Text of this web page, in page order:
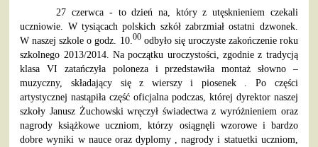
27 czerwca - to dzień na, który z utęsknieniem czekali
uczniowie. W tysiącach polskich szkół zabrzmiał ostatni dzwonek.
W naszej szkole o godz. 10. 00odbyło się uroczyste zakończenie roku
szkolnego 2013/2014. Na początku uroczystości, zgodnie z tradycją
klasa VI zatańczyła poloneza i przedstawiła montaż słowno –
muzyczny, składający się z wierszy i piosenek . Po części
artystycznej nastąpiła część oficjalna podczas, której dyrektor naszej
szkoły Janusz Żuchowski wręczył świadectwa z wyróżnieniem oraz
nagrody książkowe uczniom, którzy osiągnęli wzorowe i bardzo
dobre wyniki w nauce oraz dyplomy , nagrody i statuetki uczniom,